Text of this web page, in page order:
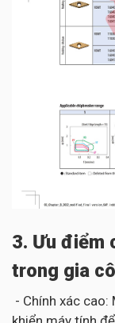
3. Ưu điểm
trong gia
- Chính xác cao: